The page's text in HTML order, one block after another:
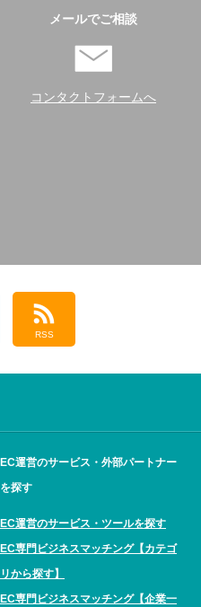
メールでご相談
コンタクトフォームへ
RSS
EC運営のサービス・外部パートナー
を探す
EC運営のサービス・ツールを探す
EC専門ビジネスマッチング【カテゴ
リから探す】
EC専門ビジネスマッチング【企業一